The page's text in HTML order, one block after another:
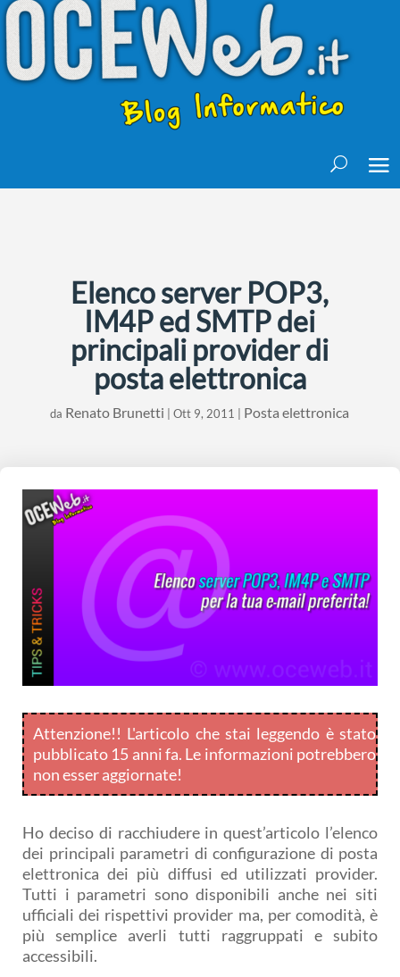
Elenco server POP3,
IM4P ed SMTP dei
principali provider di
posta elettronica
da Renato Brunetti |Ott 9, 2011 Posta elettronica
Attenzione!! L'articolo che stai leggendo è stato
pubblicato 15 anni fa. Le informazioni potrebbero
non esser aggiornate!
Ho deciso di racchiudere in quest’articolo l’elenco
dei principali parametri di configurazione di posta
elettronica dei più diffusi ed utilizzati provider.
Tutti i parametri sono disponibili anche nei siti
ufficiali dei rispettivi provider ma, per comodità, è
più semplice averli tutti raggruppati e subito
accessibili.